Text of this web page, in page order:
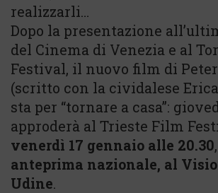
realizzarli…
Dopo la presentazione
del Cinema di Venezia e al
Festival, il nuovo film di
(scritto con la cividalese
sta per “tornare a casa”:
approderà al Trieste Film
venerdì 17 gennaio alle 20.30
anteprima nazionale, al
Udine.